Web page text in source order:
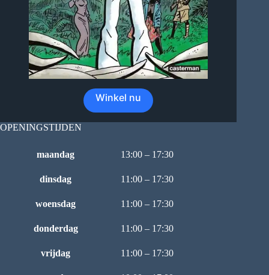
Winkel nu
OPENINGSTIJDEN
maandag 13:00 – 17:30
dinsdag 11:00 – 17:30
woensdag 11:00 – 17:30
donderdag 11:00 – 17:30
vrijdag 11:00 – 17:30